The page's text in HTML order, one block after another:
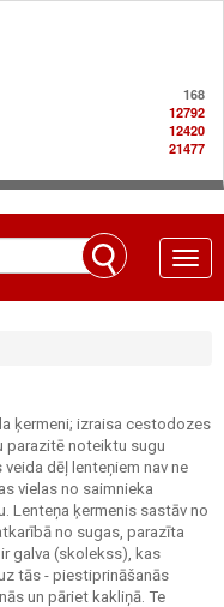
168
12792
12420
21477
Toggle
ķermeni; izraisa cestodozes
parazitē noteiktu sugu
dēļ lenteņiem nav ne
vielas no saimnieka
Lenteņa ķermenis sastāv no
no sugas, parazīta
galva (skolekss), kas
tās - piestiprināšanās
un pāriet kakliņā. Te